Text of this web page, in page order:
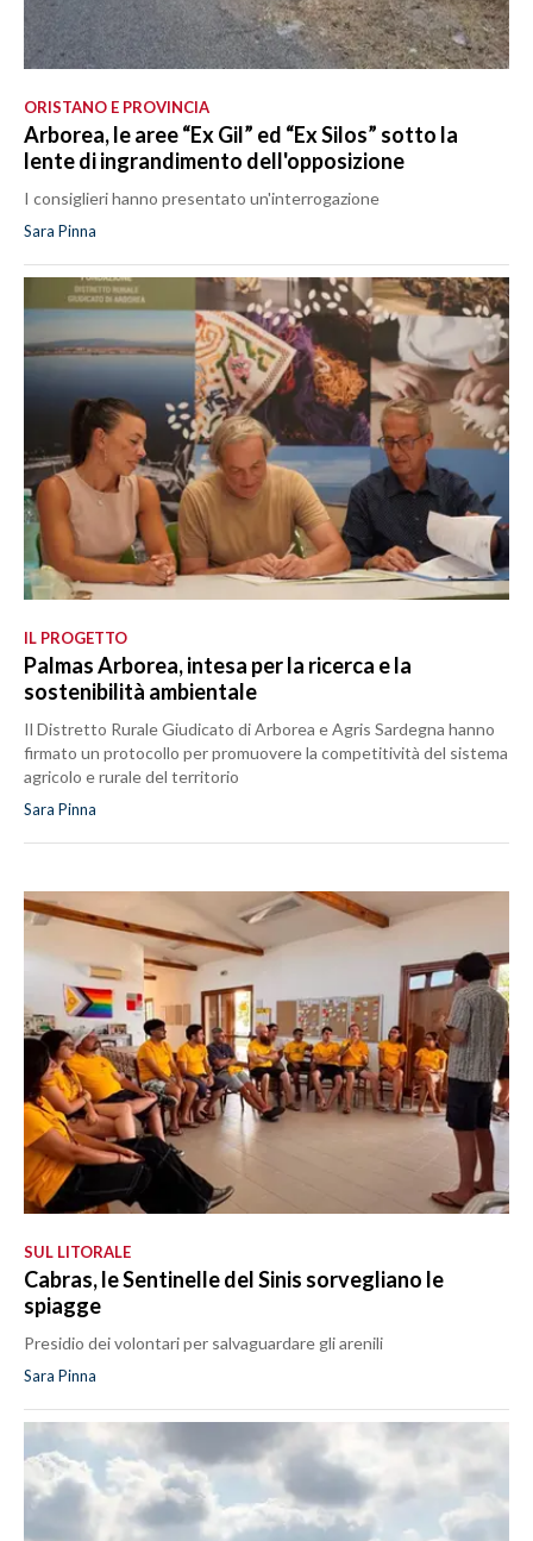
ORISTANO E PROVINCIA
Arborea, le aree “Ex Gil” ed “Ex Silos” sotto la
lente di ingrandimento dell'opposizione
I consiglieri hanno presentato un'interrogazione
Sara Pinna
IL PROGETTO
Palmas Arborea, intesa per la ricerca e la
sostenibilità ambientale
Il Distretto Rurale Giudicato di Arborea e Agris Sardegna hanno
firmato un protocollo per promuovere la competitività del sistema
agricolo e rurale del territorio
Sara Pinna
SUL LITORALE
Cabras, le Sentinelle del Sinis sorvegliano le
spiagge
Presidio dei volontari per salvaguardare gli arenili
Sara Pinna